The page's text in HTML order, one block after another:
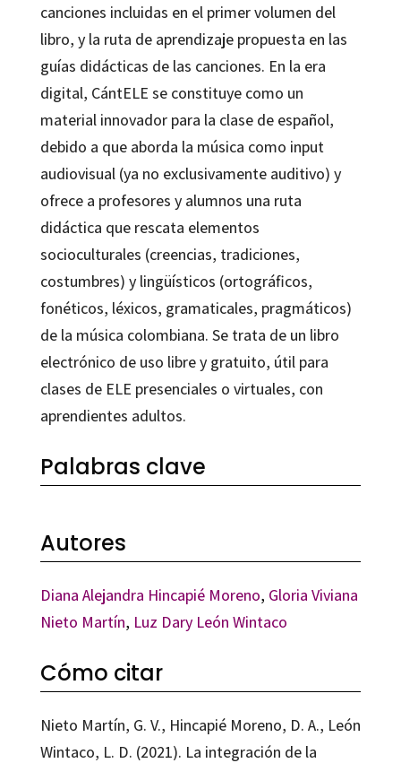
canciones incluidas en el primer volumen del
libro, y la ruta de aprendizaje propuesta en las
guías didácticas de las canciones. En la era
digital, CántELE se constituye como un
material innovador para la clase de español,
debido a que aborda la música como input
audiovisual (ya no exclusivamente auditivo) y
ofrece a profesores y alumnos una ruta
didáctica que rescata elementos
socioculturales (creencias, tradiciones,
costumbres) y lingüísticos (ortográficos,
fonéticos, léxicos, gramaticales, pragmáticos)
de la música colombiana. Se trata de un libro
electrónico de uso libre y gratuito, útil para
clases de ELE presenciales o virtuales, con
aprendientes adultos.
Palabras clave
Autores
Diana Alejandra Hincapié Moreno, Gloria Viviana
Nieto Martín, Luz Dary León Wintaco
Cómo citar
Nieto Martín, G. V., Hincapié Moreno, D. A., León
Wintaco, L. D. (2021). La integración de la